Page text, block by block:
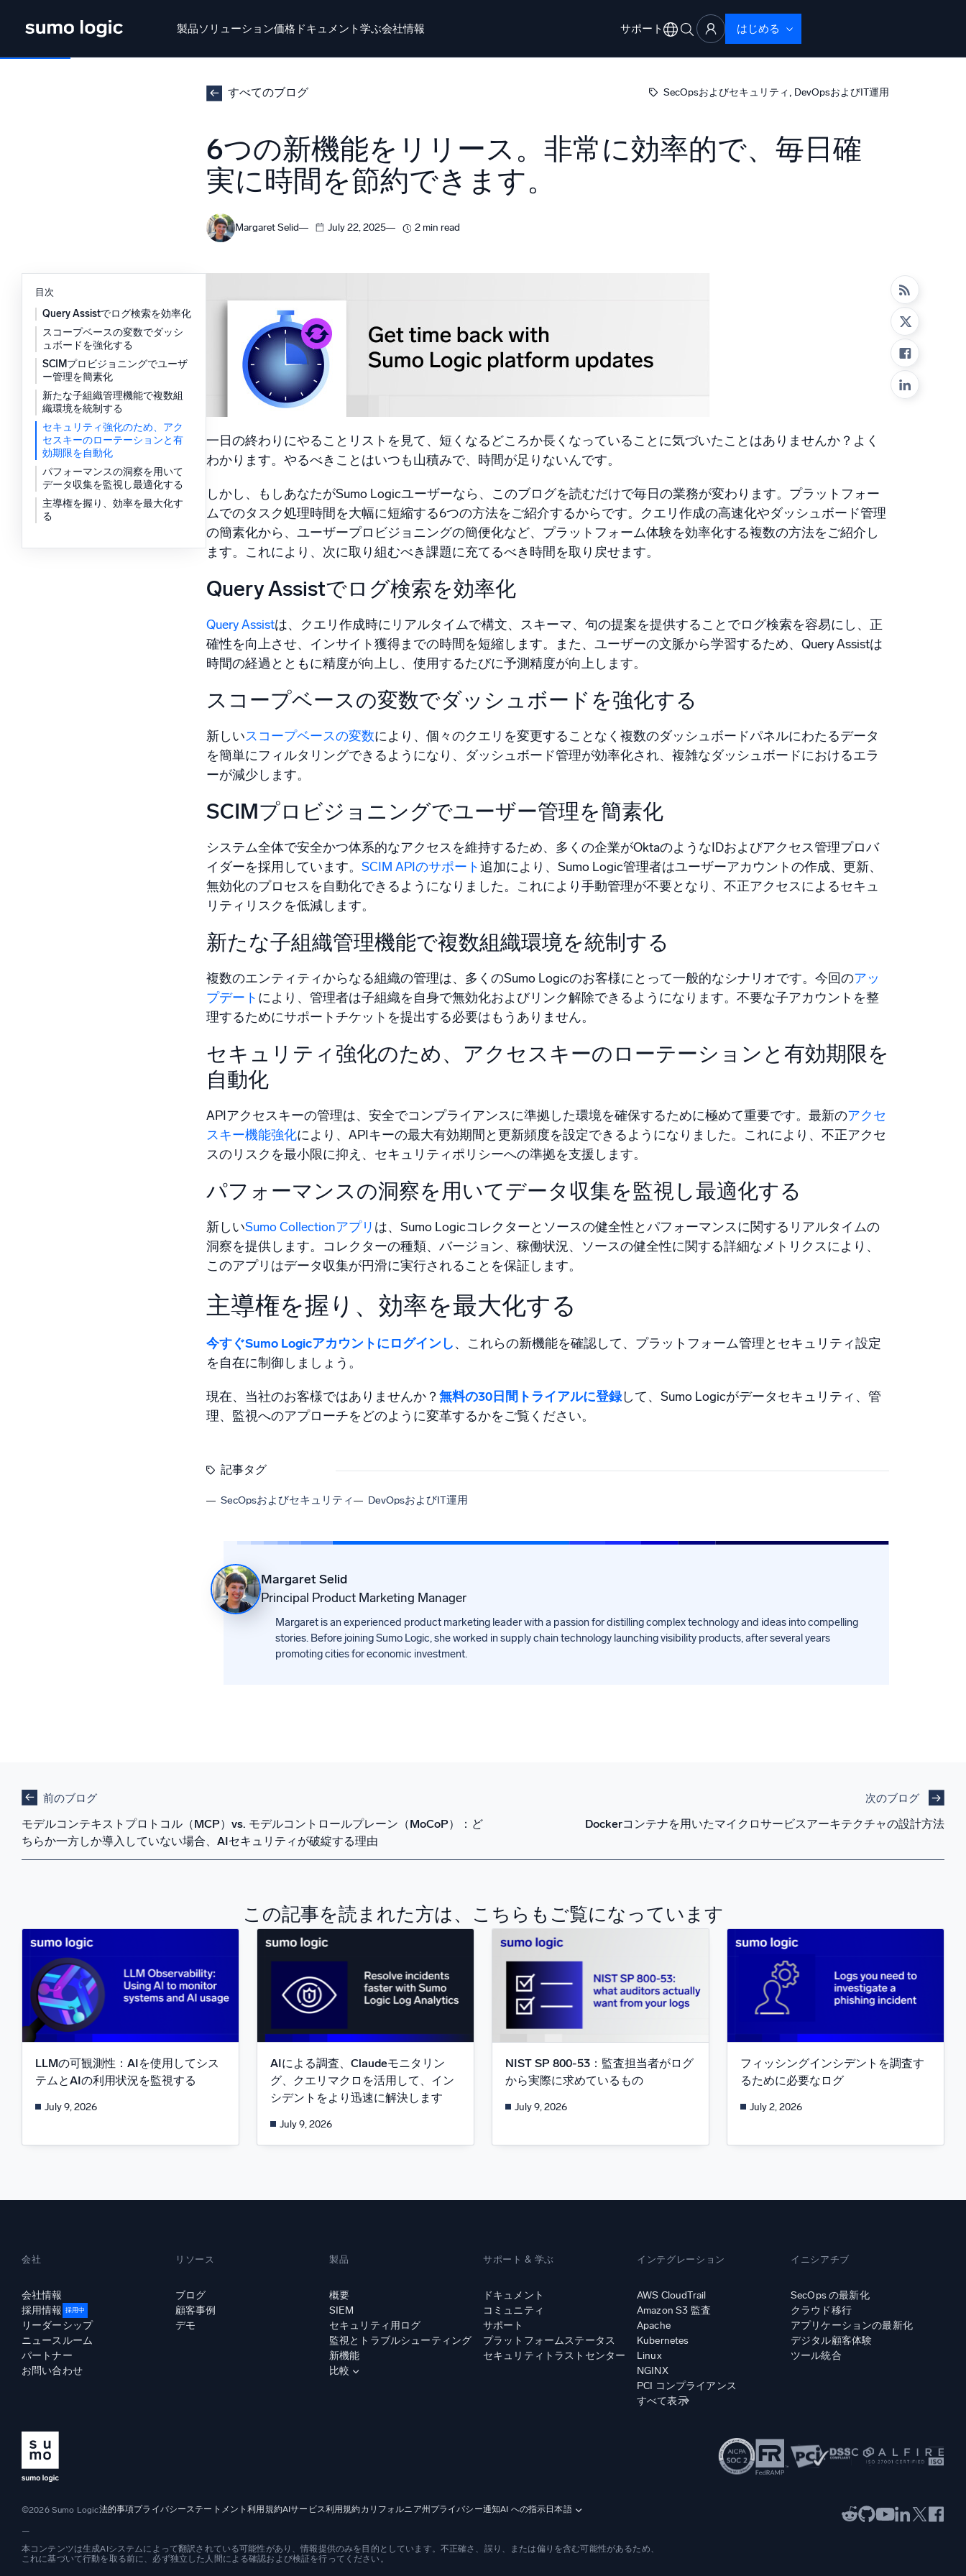
製品ソリューション価格 ドキュメント学ぶ会社情報 サポート はじめる
監視、トラブルシューティング、自動化、防御
マルチエージェントAIプラットフォーム
インテリジェントセキュリティ運用
脅威を迅速に発見し、より賢く対応
強力なログ可視化でクラウドセキュリティを解放
強力な統合
すべてのブログ SecOpsおよびセキュリティ , DevOpsおよびIT運用
6つの新機能をリリース。非常に効率的で、毎日確
実に時間を節約できます。
Margaret Selid July 22, 2025 2 min read
目次
Query Assistでログ検索を効率化
スコープベースの変数でダッシ
ュボードを強化する
SCIMプロビジョニングでユーザ
ー管理を簡素化
新たな子組織管理機能で複数組
織環境を統制する
セキュリティ強化のため、アク
セスキーのローテーションと有
効期限を自動化
パフォーマンスの洞察を用いて
データ収集を監視し最適化する
主導権を握り、効率を最大化す
る
一日の終わりにやることリストを見て、短くなるどころか長くなっていることに気づいたことはありませんか？よく
わかります。やるべきことはいつも山積みで、時間が足りないんです。
しかし、もしあなたがSumo Logicユーザーなら、このブログを読むだけで毎日の業務が変わります。プラットフォー
ムでのタスク処理時間を大幅に短縮する6つの方法をご紹介するからです。クエリ作成の高速化やダッシュボード管理
の簡素化から、ユーザープロビジョニングの簡便化など、プラットフォーム体験を効率化する複数の方法をご紹介し
ます。これにより、次に取り組むべき課題に充てるべき時間を取り戻せます。
Query Assistでログ検索を効率化
Query Assistは、クエリ作成時にリアルタイムで構文、スキーマ、句の提案を提供することでログ検索を容易にし、正
確性を向上させ、インサイト獲得までの時間を短縮します。また、ユーザーの文脈から学習するため、Query Assistは
時間の経過とともに精度が向上し、使用するたびに予測精度が向上します。
スコープベースの変数でダッシュボードを強化する
新しいスコープベースの変数により、個々のクエリを変更することなく複数のダッシュボードパネルにわたるデータ
を簡単にフィルタリングできるようになり、ダッシュボード管理が効率化され、複雑なダッシュボードにおけるエラ
ーが減少します。
SCIMプロビジョニングでユーザー管理を簡素化
システム全体で安全かつ体系的なアクセスを維持するため、多くの企業がOktaのようなIDおよびアクセス管理プロバ
イダーを採用しています。 SCIM APIのサポート追加により、Sumo Logic管理者はユーザーアカウントの作成、更新、
無効化のプロセスを自動化できるようになりました。これにより手動管理が不要となり、不正アクセスによるセキュ
リティリスクを低減します。
新たな子組織管理機能で複数組織環境を統制する
複数のエンティティからなる組織の管理は、多くのSumo Logicのお客様にとって一般的なシナリオです。今回のアッ
プデート により、管理者は子組織を自身で無効化およびリンク解除できるようになります。不要な子アカウントを整
理するためにサポートチケットを提出する必要はもうありません。
セキュリティ強化のため、アクセスキーのローテーションと有効期限を
自動化
APIアクセスキーの管理は、安全でコンプライアンスに準拠した環境を確保するために極めて重要です。最新のアクセ
スキー機能強化により、APIキーの最大有効期間と更新頻度を設定できるようになりました。これにより、不正アクセ
スのリスクを最小限に抑え、セキュリティポリシーへの準拠を支援します。
パフォーマンスの洞察を用いてデータ収集を監視し最適化する
新しいSumo Collectionアプリ は、Sumo Logicコレクターとソースの健全性とパフォーマンスに関するリアルタイムの
洞察を提供します。コレクターの種類、バージョン、稼働状況、ソースの健全性に関する詳細なメトリクスにより、
このアプリはデータ収集が円滑に実行されることを保証します。
主導権を握り、効率を最大化する
今すぐSumo Logicアカウントにログインし、これらの新機能を確認して、プラットフォーム管理とセキュリティ設定
を自在に制御しましょう。
現在、当社のお客様ではありませんか？ 無料の30日間トライアルに登録して、Sumo Logicがデータセキュリティ、管
理、監視へのアプローチをどのように変革するかをご覧ください。
記事タグ
SecOpsおよびセキュリティ DevOpsおよびIT運用
Margaret Selid
Principal Product Marketing Manager
Margaret is an experienced product marketing leader with a passion for distilling complex technology and ideas into compelling
stories. Before joining Sumo Logic, she worked in supply chain technology launching visibility products, after several years
promoting cities for economic investment.
前のブログ
モデルコンテキストプロトコル（MCP）vs. モデルコントロールプレーン（MoCoP）：ど
ちらか一方しか導入していない場合、AIセキュリティが破綻する理由
次のブログ
Dockerコンテナを用いたマイクロサービスアーキテクチャの設計方法
この記事を読まれた方は、こちらもご覧になっています
LLMの可観測性：AIを使用してシス
テムとAIの利用状況を監視する
July 9, 2026
AIによる調査、Claudeモニタリン
グ、クエリマクロを活用して、イン
シデントをより迅速に解決します
July 9, 2026
NIST SP 800-53：監査担当者がログ
から実際に求めているもの
July 9, 2026
フィッシングインシデントを調査す
るために必要なログ
July 2, 2026
会社
会社情報
採用情報 採用中
リーダーシップ
ニュースルーム
パートナー
お問い合わせ
リソース
ブログ
顧客事例
デモ
製品
概要
SIEM
セキュリティ用ログ
監視とトラブルシューティング
新機能
比較
サポート & 学ぶ
ドキュメント
コミュニティ
サポート
プラットフォームステータス
セキュリティトラストセンター
インテグレーション
AWS CloudTrail
Amazon S3 監査
Apache
Kubernetes
Linux
NGINX
PCI コンプライアンス
すべて表示
イニシアチブ
SecOps の最新化
クラウド移行
アプリケーションの最新化
デジタル顧客体験
ツール統合
©2026 Sumo Logic
—
法的事項プライバシーステートメント利用規約AIサービス利用規約カリフォルニア州プライバシー通知AI への指示日本語
本コンテンツは生成AIシステムによって翻訳されている可能性があり、情報提供のみを目的としています。不正確さ、誤り、または偏りを含む可能性があるため、
これに基づいて行動を取る前に、必ず独立した人間による確認および検証を行ってください。